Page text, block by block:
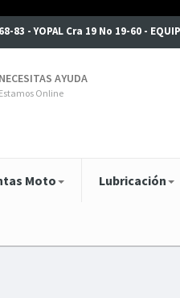
- YOPAL Cra 19 No 19-60 -
NECESITAS AYUDA
Estamos Online
Moto Lubricación